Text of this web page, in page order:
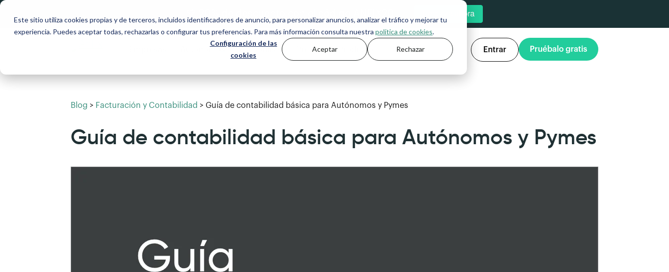
Este sitio utiliza cookies propias y de terceros, incluidos identificadores de anuncio, para personalizar anuncios, analizar el tráfico y mejorar tu
experiencia. Puedes aceptar todas, rechazarlas o configurar tus preferencias. Para más información consulta nuestra política de cookies.
Configuración de las
cookies
Aceptar Rechazar
Autónomos Asesorías Precios Producto Recursos
Blog > Facturación y Contabilidad > Guía de contabilidad básica para Autónomos y Pymes
Guía de contabilidad básica para Autónomos y Pymes